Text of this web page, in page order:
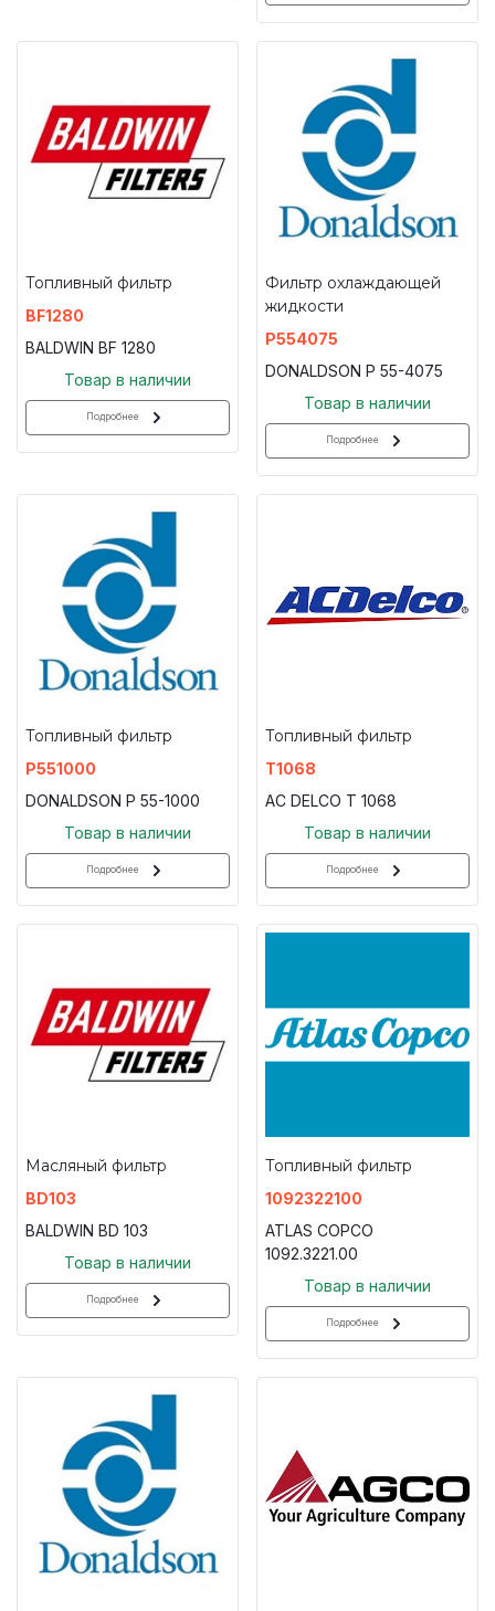
Топливный фильтр
BF1280
BALDWIN BF 1280
Товар в наличии
Подробнее
Фильтр охлаждающей
жидкости
P554075
DONALDSON P 55-4075
Товар в наличии
Подробнее
Топливный фильтр
P551000
DONALDSON P 55-1000
Товар в наличии
Подробнее
Топливный фильтр
T1068
AC DELCO T 1068
Товар в наличии
Подробнее
Масляный фильтр
BD103
BALDWIN BD 103
Товар в наличии
Подробнее
Топливный фильтр
1092322100
ATLAS COPCO
1092.3221.00
Товар в наличии
Подробнее